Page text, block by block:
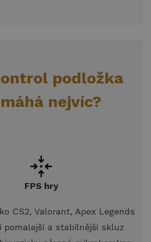
podložka
nejvíc?
FPS hry
CS2, Valorant, Apex Legends
pomalejší a stabilnější skluz